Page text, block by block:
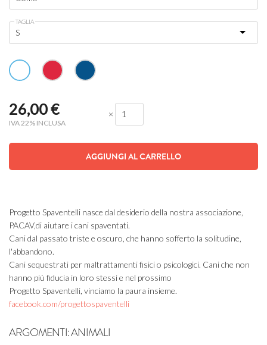
TAGLIA
26,00€
IVA 22% INCLUSA
×
AGGIUNGI AL CARRELLO
Progetto Spaventelli nasce dal desiderio della nostra associazione,
PACAV,di aiutare i cani spaventati.
Cani dal passato triste e oscuro, che hanno sofferto la solitudine,
l'abbandono.
Cani sequestrati per maltrattamenti fisici o psicologici. Cani che non
hanno più fiducia in loro stessi e nel prossimo
Progetto Spaventelli, vinciamo la paura insieme.
facebook.com/progettospaventelli
ARGOMENTI:ANIMALI